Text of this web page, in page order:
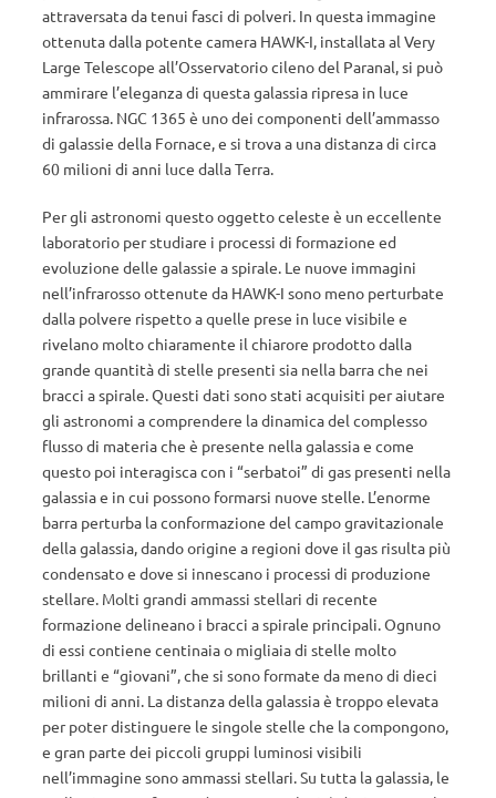
attraversata da tenui fasci di polveri. In questa immagine
ottenuta dalla potente camera HAWK-I, installata al Very
Large Telescope all’Osservatorio cileno del Paranal, si può
ammirare l’eleganza di questa galassia ripresa in luce
infrarossa. NGC 1365 è uno dei componenti dell’ammasso
di galassie della Fornace, e si trova a una distanza di circa
60 milioni di anni luce dalla Terra.
Per gli astronomi questo oggetto celeste è un eccellente
laboratorio per studiare i processi di formazione ed
evoluzione delle galassie a spirale. Le nuove immagini
nell’infrarosso ottenute da HAWK-I sono meno perturbate
dalla polvere rispetto a quelle prese in luce visibile e
rivelano molto chiaramente il chiarore prodotto dalla
grande quantità di stelle presenti sia nella barra che nei
bracci a spirale. Questi dati sono stati acquisiti per aiutare
gli astronomi a comprendere la dinamica del complesso
flusso di materia che è presente nella galassia e come
questo poi interagisca con i “serbatoi” di gas presenti nella
galassia e in cui possono formarsi nuove stelle. L’enorme
barra perturba la conformazione del campo gravitazionale
della galassia, dando origine a regioni dove il gas risulta più
condensato e dove si innescano i processi di produzione
stellare. Molti grandi ammassi stellari di recente
formazione delineano i bracci a spirale principali. Ognuno
di essi contiene centinaia o migliaia di stelle molto
brillanti e “giovani”, che si sono formate da meno di dieci
milioni di anni. La distanza della galassia è troppo elevata
per poter distinguere le singole stelle che la compongono,
e gran parte dei piccoli gruppi luminosi visibili
nell’immagine sono ammassi stellari. Su tutta la galassia, le